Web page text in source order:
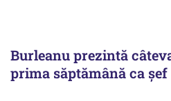
Burleanu prezintă
prima săptămână ca șef